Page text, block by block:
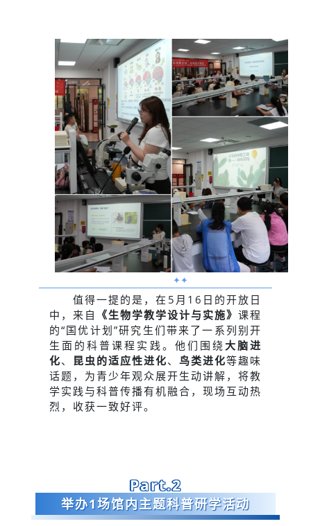
✦✦
值得一提的是，在5月16日的开放日
中，来自 《生物学教学设计与实施》课程
的“国优计划”研究生们带来了一系列别开
生面的科普课程实践。他们围绕 大脑进
化、 昆虫的适应性进化、鸟类进化等趣味
话题，为青少年观众展开生动讲解，将教
学实践与科普传播有机融合，现场互动热
烈，收获一致好评。
Part.2
举办1场馆内主题科普研学活动